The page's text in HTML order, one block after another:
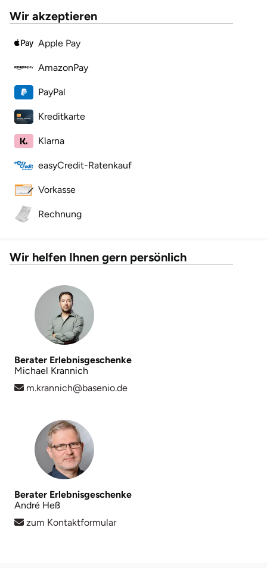
Wir akzeptieren
Apple Pay
AmazonPay
PayPal
Kreditkarte
Klarna
easyCredit-Ratenkauf
Vorkasse
Rechnung
Wir helfen Ihnen gern persönlich
Berater Erlebnisgeschenke
Michael Krannich
m.krannich@basenio.de
Berater Erlebnisgeschenke
André Heß
zum Kontaktformular
Märkisch-Oderland
Mönchengladbach
München
Nagold
Neckarsulm
Nidda
Nordwestmecklenburg
Nürnberg
Oberhavel
Odenwald
Oder-Spree